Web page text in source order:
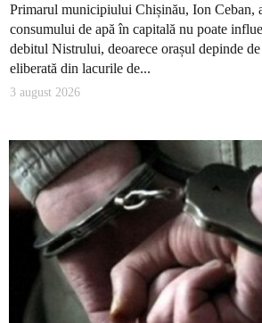
Primarul municipiului Chișinău, Ion Ceban,
consumului de apă în capitală nu poate
debitul Nistrului, deoarece orașul depinde de
eliberată din lacurile de...
3 august 2026